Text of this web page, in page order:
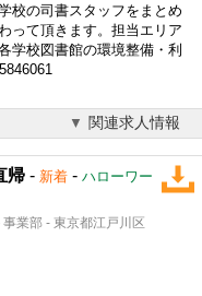
校の司書スタッフをまとめ
って頂きます。担当エリア
学校図書館の環境整備・利
関連求人情報
帰 - 新着 - ハローワー
業部 - 東京都江戸川区